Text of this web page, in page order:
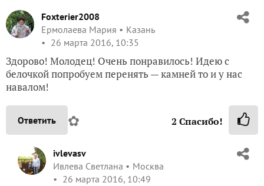
Foxterier2008
Ермолаева Мария
Казань
26 марта 2016, 10:35
Здорово! Молодец! Очень понравилось! Идею с
белочкой попробуем перенять — камней то и у нас
навалом!
Ответить ✿ 2 Спасибо!
ivlevasv
Ивлева Светлана
Москва
26 марта 2016, 10:49